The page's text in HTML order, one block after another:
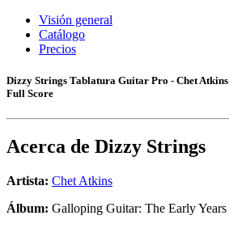
Visión general
Catálogo
Precios
Dizzy Strings Tablatura Guitar Pro - Chet Atkins
Full Score
Acerca de Dizzy Strings
Artista: Chet Atkins
Álbum: Galloping Guitar: The Early Years